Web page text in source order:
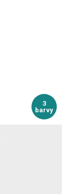
3
barvy